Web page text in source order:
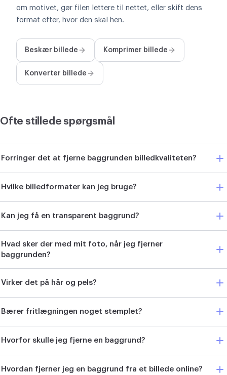
om motivet, gør filen lettere til nettet, eller skift dens
format efter, hvor den skal hen.
Beskær billede Komprimer billede
Konverter billede
Ofte stillede spørgsmål
Forringer det at fjerne baggrunden billedkvaliteten?
Hvilke billedformater kan jeg bruge?
Kan jeg få en transparent baggrund?
Hvad sker der med mit foto, når jeg fjerner
baggrunden?
Virker det på hår og pels?
Bærer fritlægningen noget stemplet?
Hvorfor skulle jeg fjerne en baggrund?
Hvordan fjerner jeg en baggrund fra et billede online?